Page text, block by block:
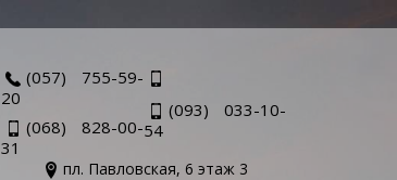
(057) 755-59-
20
(068) 828-00-
31
(093) 033-10-
54
пл. Павловская, 6 этаж 3